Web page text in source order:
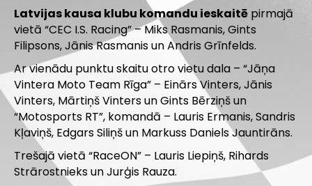
Latvijas kausa klubu komandu ieskaitē pirmajā
vietā “CEC I.S. Racing” – Miks Rasmanis, Gints
Filipsons, Jānis Rasmanis un Andris Grīnfelds.
Ar vienādu punktu skaitu otro vietu dala – “Jāņa
Vintera Moto Team Rīga” – Einārs Vinters, Jānis
Vinters, Mārtiņš Vinters un Gints Bērziņš un
“Motosports RT”, komandā – Lauris Ermanis, Sandris
Kļaviņš, Edgars Siliņš un Markuss Daniels Jauntirāns.
Trešajā vietā “RaceON” – Lauris Liepiņš, Rihards
Strārostnieks un Jurģis Rauza.